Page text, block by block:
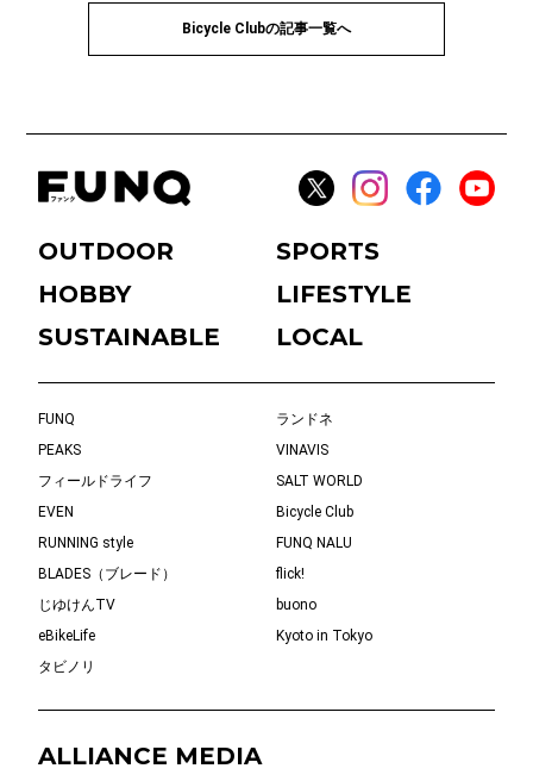
Bicycle Clubの記事一覧へ
OUTDOOR
SPORTS
HOBBY
LIFESTYLE
SUSTAINABLE
LOCAL
FUNQ
ランドネ
PEAKS
VINAVIS
フィールドライフ
SALT WORLD
EVEN
Bicycle Club
RUNNING style
FUNQ NALU
BLADES（ブレード）
flick!
じゆけんTV
buono
eBikeLife
Kyoto in Tokyo
タビノリ
ALLIANCE MEDIA